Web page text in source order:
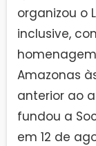
organizou o
inclusive,
Amazonas
anterior ao
fundou a
em 12 de